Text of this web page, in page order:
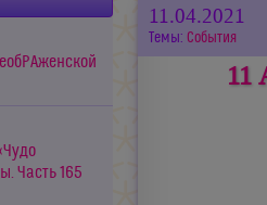
Часть 165
11.04.2021
Темы: События
11